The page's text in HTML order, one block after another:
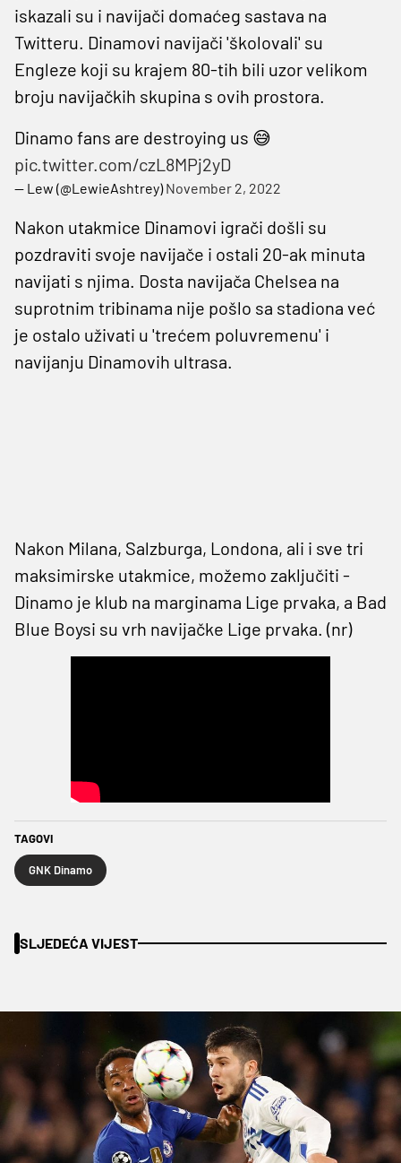
iskazali su i navijači domaćeg sastava na
Twitteru. Dinamovi navijači 'školovali' su
Engleze koji su krajem 80-tih bili uzor velikom
broju navijačkih skupina s ovih prostora.
Dinamo fans are destroying us 😅
pic.twitter.com/czL8MPj2yD
— Lew (@LewieAshtrey)November 2, 2022
Nakon utakmice Dinamovi igrači došli su
pozdraviti svoje navijače i ostali 20-ak minuta
navijati s njima. Dosta navijača Chelsea na
suprotnim tribinama nije pošlo sa stadiona već
je ostalo uživati u 'trećem poluvremenu' i
navijanju Dinamovih ultrasa.
Nakon Milana, Salzburga, Londona, ali i sve tri
maksimirske utakmice, možemo zaključiti -
Dinamo je klub na marginama Lige prvaka, a Bad
Blue Boysi su vrh navijačke Lige prvaka. (nr)
TAGOVI
GNK Dinamo
SLJEDEĆA VIJEST